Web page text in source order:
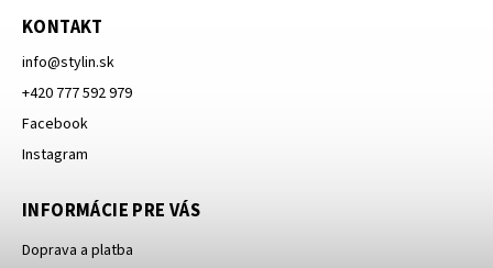
KONTAKT
info@stylin.sk
+420 777 592 979
Facebook
Instagram
INFORMÁCIE PRE VÁS
Doprava a platba